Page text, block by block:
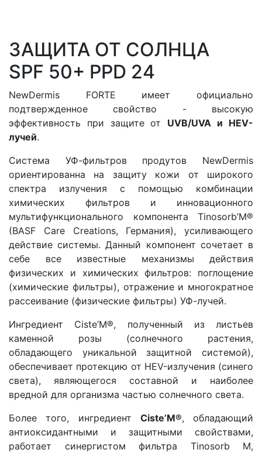
ЗАЩИТА ОТ СОЛНЦА
SPF 50+ PPD 24
NewDermis FORTE имеет официально
подтвержденное свойство - высокую
эффективность при защите от UVB/UVA и HEV-
лучей.
Система УФ-фильтров продутов NewDermis
ориентированна на защиту кожи от широкого
спектра излучения с помощью комбинации
химических фильтров и инновационного
мультифункционального компонента Tinosorb’M®
(BASF Care Creations, Германия), усиливающего
действие системы. Данный компонент сочетает в
себе все известные механизмы действия
физических и химических фильтров: поглощение
(химические фильтры), отражение и многократное
рассеивание (физические фильтры) УФ-лучей.
Ингредиент Ciste’M®, полученный из листьев
каменной розы (солнечного растения,
обладающего уникальной защитной системой),
обеспечивает протекцию от HEV-излучения (синего
света), являющегося составной и наиболее
вредной для организма частью солнечного света.
Более того, ингредиент Ciste’M®, обладающий
антиоксидантными и защитными свойствами,
работает синергистом фильтра Tinosorb M,